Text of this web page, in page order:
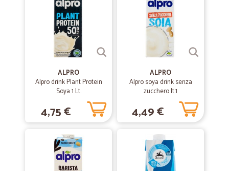
ALPRO
Alpro drink Plant Protein
Soya 1 Lt.
4,75 €
ALPRO
Alpro soya drink senza
zucchero lt.1
4,49 €